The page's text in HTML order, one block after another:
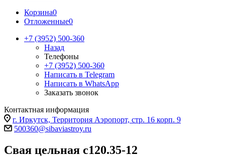
Корзина0
Отложенные0
+7 (3952) 500-360
Назад
Телефоны
+7 (3952) 500-360
Написать в Telegram
Написать в WhatsApp
Заказать звонок
Контактная информация
г. Иркутск, Территория Аэропорт, стр. 16 корп. 9
500360@sibaviastroy.ru
Свая цельная с120.35-12